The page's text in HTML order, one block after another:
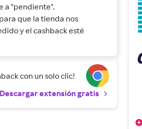
a "pendiente".
que la tienda nos
y el cashback esté
con un solo clic!
Descargar extensión gratis